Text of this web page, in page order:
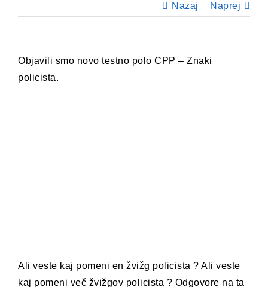
Nazaj Naprej
Objavili smo novo testno polo CPP – Znaki
policista.
Ali veste kaj pomeni en žvižg policista ? Ali veste
kaj pomeni več žvižgov policista ? Odgovore na ta